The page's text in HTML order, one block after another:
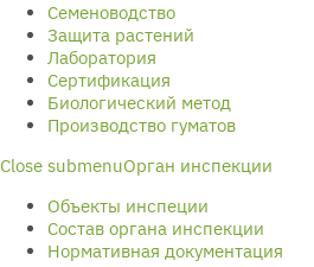
Семеноводство
Защита растений
Лаборатория
Сертификация
Биологический метод
Производство гуматов
Close submenuОрган инспекции
Объекты инспеции
Состав органа инспекции
Нормативная документация